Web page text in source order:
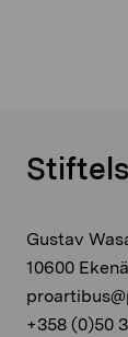
Gustav
10600
+358 (0)50